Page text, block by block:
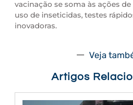
vacinação se soma às ações
uso de inseticidas, testes
inovadoras.
Veja
Artigos